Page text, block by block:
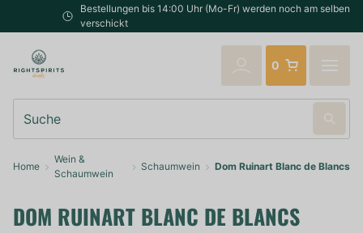
Bestellungen bis 14:00 Uhr (Mo-Fr) werden noch am selben Tag
verschickt
0
Home
Wein &
Schaumwein
Schaumwein Dom Ruinart Blanc de Blancs
DOM RUINART BLANC DE BLANCS